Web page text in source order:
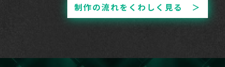
制作の流れをくわしく見る ＞